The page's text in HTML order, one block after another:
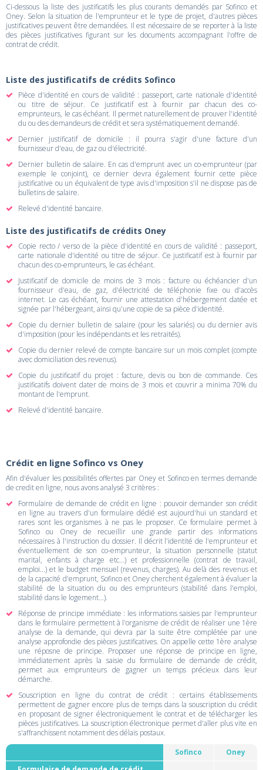
Ci-dessous la liste des justificatifs les plus courants demandés par Sofinco et
Oney. Selon la situation de l'emprunteur et le type de projet, d'autres pièces
justificatives peuvent être demandées. Il est nécessaire de se reporter à la liste
des pièces justificatives figurant sur les documents accompagnant l'offre de
contrat de crédit.
Liste des justificatifs de crédits Sofinco
Pièce d'identité en cours de validité : passeport, carte nationale d'identité
ou titre de séjour. Ce justificatif est à fournir par chacun des co-
emprunteurs, le cas échéant. Il permet naturellement de prouver l'identité
du ou des demandeurs de crédit et sera systématiquement demandé.
Dernier justificatif de domicile : il pourra s'agir d'une facture d'un
fournisseur d'eau, de gaz ou d'électricité.
Dernier bulletin de salaire. En cas d'emprunt avec un co-emprunteur (par
exemple le conjoint), ce dernier devra également fournir cette pièce
justificative ou un équivalent de type avis d'imposition s'il ne dispose pas de
bulletins de salaire.
Relevé d'identité bancaire.
Liste des justificatifs de crédits Oney
Copie recto / verso de la pièce d'identité en cours de validité : passeport,
carte nationale d'identité ou titre de séjour. Ce justificatif est à fournir par
chacun des co-emprunteurs, le cas échéant.
Justificatif de domicile de moins de 3 mois : facture ou échéancier d'un
fournisseur d'eau, de gaz, d'électricité de téléphonie fixe ou d'accès
internet. Le cas échéant, fournir une attestation d'hébergement datée et
signée par l'hébergeant, ainsi qu'une copie de sa pièce d'identité.
Copie du dernier bulletin de salaire (pour les salariés) ou du dernier avis
d'imposition (pour les indépendants et les retraités).
Copie du dernier relevé de compte bancaire sur un mois complet (compte
avec domiciliation des revenus).
Copie du justificatif du projet : facture, devis ou bon de commande. Ces
justificatifs doivent dater de moins de 3 mois et couvrir a minima 70% du
montant de l'emprunt.
Relevé d'identité bancaire.
Crédit en ligne Sofinco vs Oney
Afin d'évaluer les possibilités offertes par Oney et Sofinco en termes demande
de credit en ligne, nous avons analysé 3 critères :
Formulaire de demande de crédit en ligne : pouvoir demander son crédit
en ligne au travers d'un formulaire dédié est aujourd'hui un standard et
rares sont les organismes à ne pas le proposer. Ce formulaire permet à
Sofinco ou Oney de recueillir une grande partir des informations
nécessaires à l'instruction du dossier. Il décrit l'identité de l'emprunteur et
éventuellement de son co-emprunteur, la situation personnelle (statut
marital, enfants à charge etc...) et professionnelle (contrat de travail,
emploi...) et le budget mensuel (revenus, charges). Au delà des revenus et
de la capacité d'emprunt, Sofinco et Oney cherchent également à évaluer la
stabilité de la situation du ou des emprunteurs (stabilité dans l'emploi,
stabilité dans le logement...).
Réponse de principe immédiate : les informations saisies par l'emprunteur
dans le formulaire permettent à l'organisme de crédit de réaliser une 1ère
analyse de la demande, qui devra par la suite être complétée par une
analyse approfondie des pièces justificatives. On appelle cette 1ère analyse
une réposne de principe. Proposer une réponse de principe en ligne,
immédiatement après la saisie du formulaire de demande de crédit,
permet aux emprunteurs de gagner un temps précieux dans leur
démarche.
Souscription en ligne du contrat de crédit : certains établissements
permettent de gagner encore plus de temps dans la souscription du crédit
en proposant de signer électroniquement le contrat et de télécharger les
pièces justificatives. La souscription électronique permet d'aller plus vite en
s'affranchissent notamment des délais postaux.
Sofinco
Oney